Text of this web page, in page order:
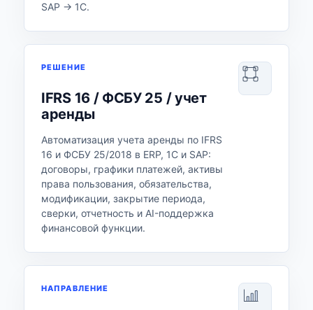
SAP → 1С.
РЕШЕНИЕ
IFRS 16 / ФСБУ 25 / учет
аренды
Автоматизация учета аренды по IFRS
16 и ФСБУ 25/2018 в ERP, 1С и SAP:
договоры, графики платежей, активы
права пользования, обязательства,
модификации, закрытие периода,
сверки, отчетность и AI-поддержка
финансовой функции.
НАПРАВЛЕНИЕ